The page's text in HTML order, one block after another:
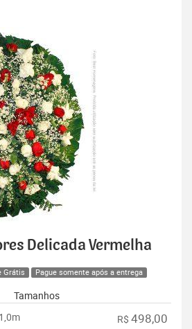
Delicada Vermelha
Grátis Pague somente após a entrega
Tamanhos
R$ 498,00